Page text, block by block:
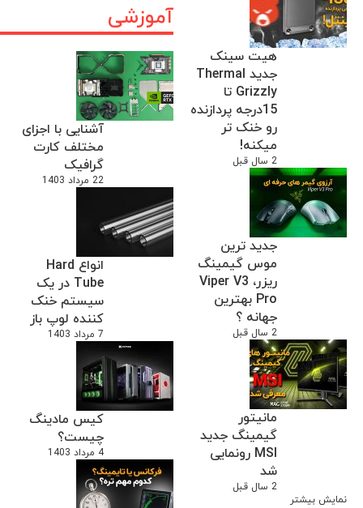
آموزشی
آشنایی با اجزای
مختلف کارت
گرافیک
22 مرداد 1403
انواع Hard
Tube در یک
سیستم خنک
کننده لوپ باز
7 مرداد 1403
کیس مادینگ
چیست؟
4 مرداد 1403
هیت سینک
جدید Thermal
Grizzly تا
15درجه پردازنده
رو خنک تر
میکنه!
2 سال قبل
جدید ترین
موس گیمینگ
ریزر، Viper V3
Pro بهترین
جهانه ؟
2 سال قبل
مانیتور
گیمینگ جدید
MSI رونمایی
شد
2 سال قبل
نمایش بیشتر